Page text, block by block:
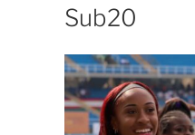
Sub20